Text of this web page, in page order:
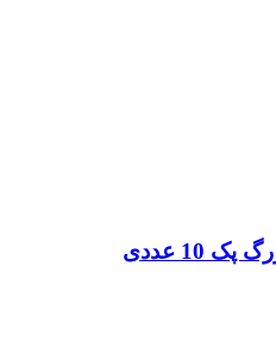
عددی